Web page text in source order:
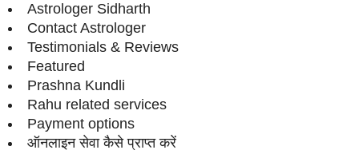
Astrologer Sidharth
Contact Astrologer
Testimonials & Reviews
Featured
Prashna Kundli
Rahu related services
Payment options
ऑनलाइन सेवा कैसे प्राप्‍त करें